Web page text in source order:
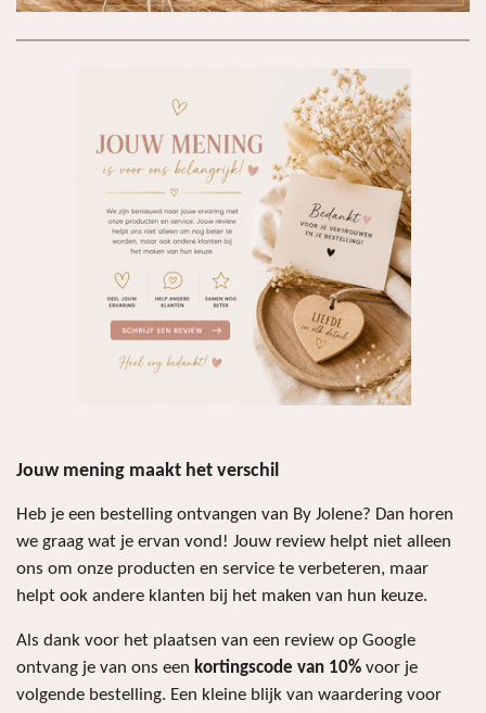
Jouw mening maakt het verschil
Heb je een bestelling ontvangen van By Jolene? Dan horen
we graag wat je ervan vond! Jouw review helpt niet alleen
ons om onze producten en service te verbeteren, maar
helpt ook andere klanten bij het maken van hun keuze.
Als dank voor het plaatsen van een review op Google
ontvang je van ons een kortingscode van 10% voor je
volgende bestelling. Een kleine blijk van waardering voor